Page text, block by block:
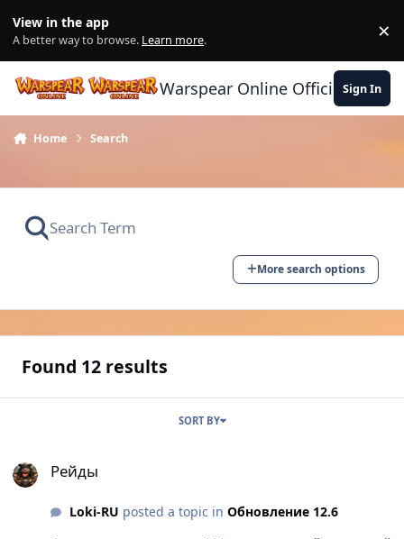
View in the app
A better way to browse. Learn more. ×
Warspear Online Official Forum
Sign In
Home Search
More search options
Found 12 results
SORT BY
Рейды
Loki-RU posted a topic in Обновление 12.6